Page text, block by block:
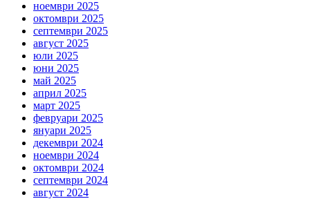
ноември 2025
октомври 2025
септември 2025
август 2025
юли 2025
юни 2025
май 2025
април 2025
март 2025
февруари 2025
януари 2025
декември 2024
ноември 2024
октомври 2024
септември 2024
август 2024